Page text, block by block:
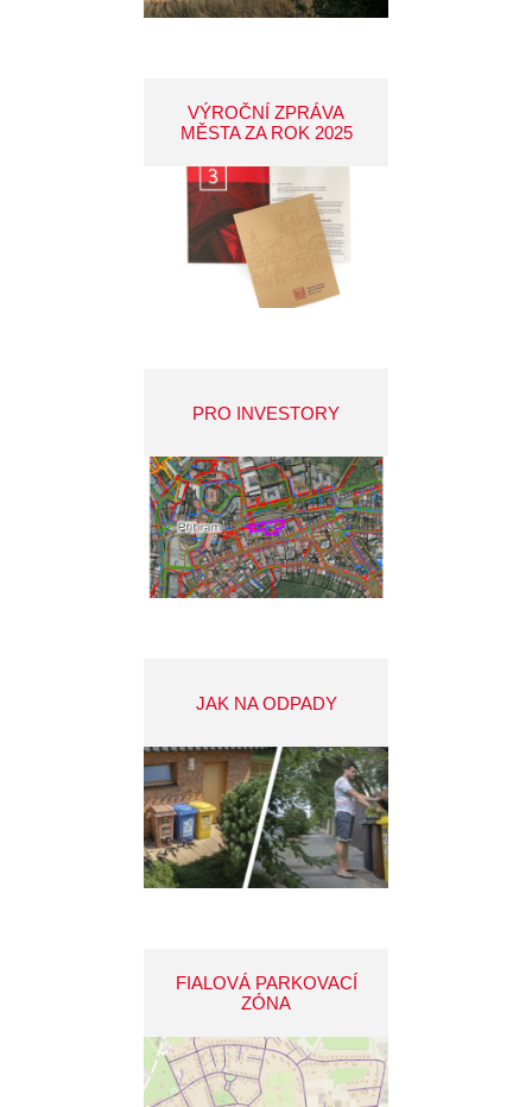
VÝROČNÍ ZPRÁVA
MĚSTA ZA ROK 2025
PRO INVESTORY
JAK NA ODPADY
FIALOVÁ PARKOVACÍ
ZÓNA